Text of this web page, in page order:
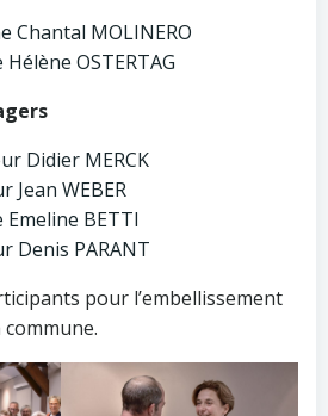
Chantal MOLINERO
OSTERTAG
Didier MERCK
Jean WEBER
BETTI
Denis PARANT
pour l’embellissement